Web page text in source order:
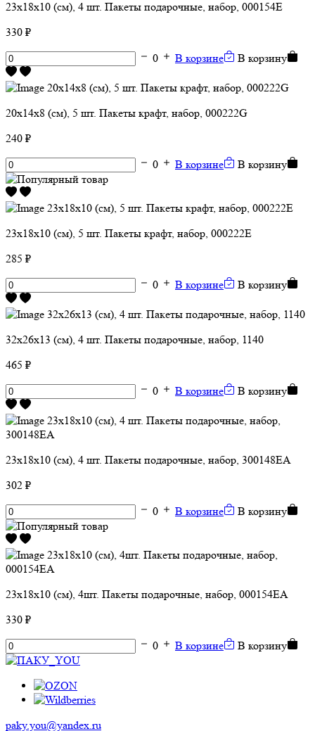
23х18х10 (см), 4 шт. Пакеты подарочные, набор, 000154E
330 ₽
0
В корзине В корзину
20х14х8 (см), 5 шт. Пакеты крафт, набор, 000222G
240 ₽
0
В корзине В корзину
23х18х10 (см), 5 шт. Пакеты крафт, набор, 000222E
285 ₽
0
В корзине В корзину
32х26х13 (см), 4 шт. Пакеты подарочные, набор, 1140
465 ₽
0
В корзине В корзину
23х18х10 (см), 4 шт. Пакеты подарочные, набор, 300148ЕА
302 ₽
0
В корзине В корзину
23х18х10 (см), 4шт. Пакеты подарочные, набор, 000154ЕА
330 ₽
0
В корзине В корзину
paky.you@yandex.ru